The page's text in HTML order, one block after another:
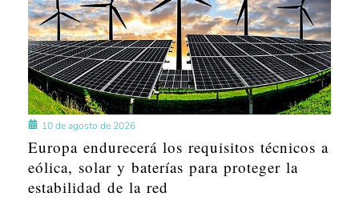
10 de agosto de 2026
Europa endurecerá los requisitos técnicos a
eólica, solar y baterías para proteger la
estabilidad de la red